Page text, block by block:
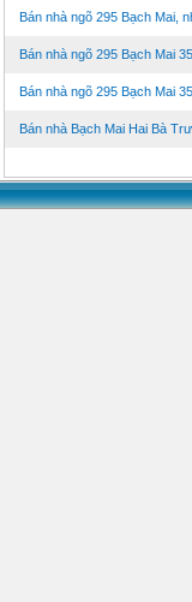
Bán nhà ngõ 295 Bạch Mai,
Bán nhà ngõ 295 Bạch Mai
Bán nhà ngõ 295 Bạch Mai
Bán nhà Bạch Mai Hai Bà